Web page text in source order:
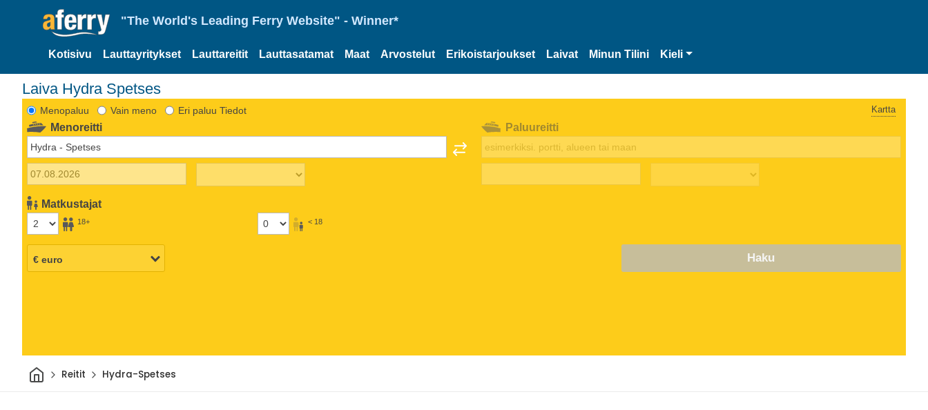
"The World's Leading Ferry Website" - Winner*
Kotisivu Lauttayritykset Lauttareitit Lauttasatamat Maat Arvostelut Erikoistarjoukset Laivat Minun Tilini Kieli
Laiva Hydra Spetses
Menopaluu Vain meno Eri paluu Tiedot Kartta
Menoreitti
Matkustajat
18+ < 18
Paluureitti
Haku
KotiinReitit Hydra-Spetses